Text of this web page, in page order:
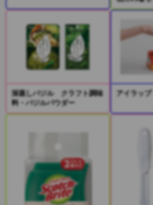
深蒸しバジル クラフト調味
料・バジルパウダー
アイラップ